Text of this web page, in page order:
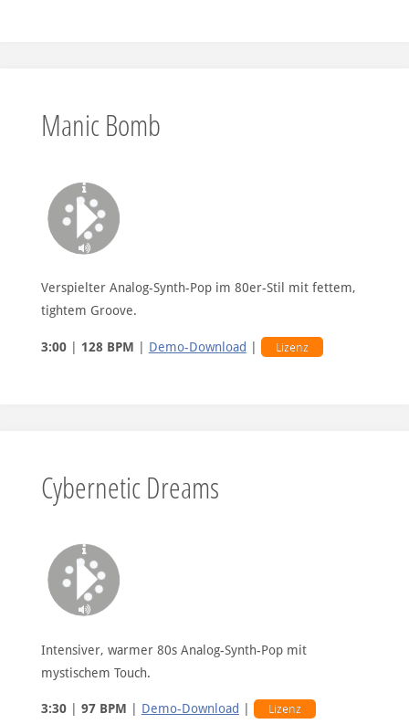
Manic Bomb
Verspielter Analog-Synth-Pop im 80er-Stil mit fettem,
tightem Groove.
3:00| 128 BPM | Demo-Download | Lizenz
Cybernetic Dreams
Intensiver, warmer 80s Analog-Synth-Pop mit
mystischem Touch.
3:30| 97 BPM Demo-Download Lizenz